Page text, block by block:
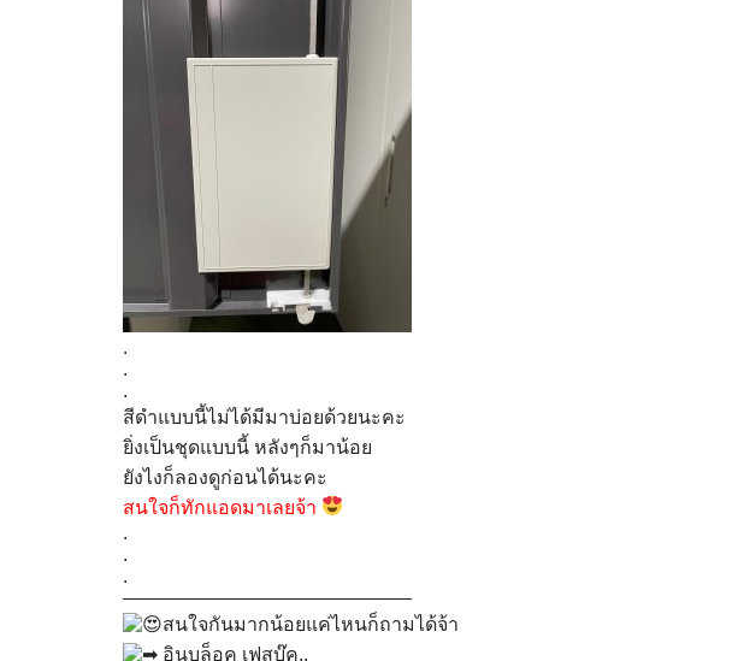
.
.
.
สีดำแบบนี้ไม่ได้มีมาบ่อยด้วยนะคะ
ยิ่งเป็นชุดแบบนี้ หลังๆก็มาน้อย
ยังไงก็ลองดูก่อนได้นะคะ
สนใจก็ทักแอดมาเลยจ้า
.
.
.
———————————————
สนใจกันมากน้อยแค่ไหนก็ถามได้จ้า
อินบล็อค เฟสบุ๊ค..